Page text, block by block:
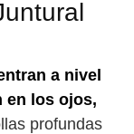
a nivel
en los ojos,
profundas